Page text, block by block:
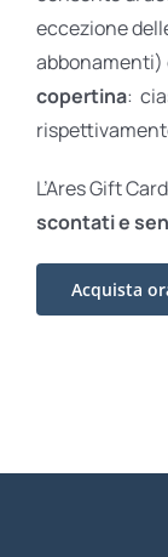
eccezione
abbonamenti)
copertina:
L’Ares Gift
scontati e
Acquista